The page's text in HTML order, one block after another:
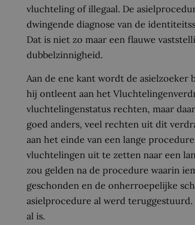
vluchteling of illegaal. De
dwingende diagnose van de
Dat is niet zo maar een flauwe
dubbelzinnigheid.
Aan de ene kant wordt de
hij ontleent aan het
vluchtelingenstatus rechten, maar
goed anders, veel rechten uit dit
aan het einde van een lange
vluchtelingen uit te zetten naar een
zou gelden na de procedure waarin
geschonden en de onherroepelijke
asielprocedure al werd
al is.